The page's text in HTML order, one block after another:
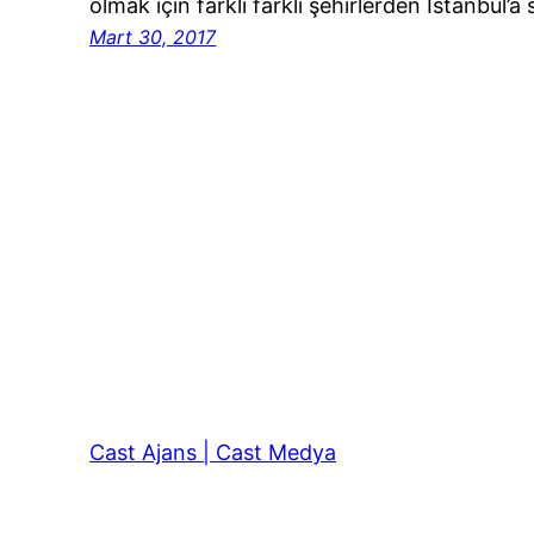
olmak için farklı farklı şehirlerden
Mart 30, 2017
Cast Ajans | Cast Medya